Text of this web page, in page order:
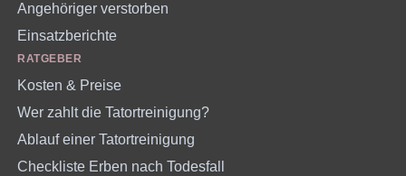
Angehöriger verstorben
Einsatzberichte
RATGEBER
Kosten & Preise
Wer zahlt die Tatortreinigung?
Ablauf einer Tatortreinigung
Checkliste Erben nach Todesfall